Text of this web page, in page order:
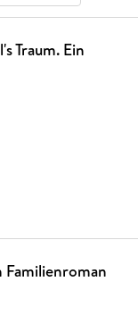
Traum. Ein
Familienroman